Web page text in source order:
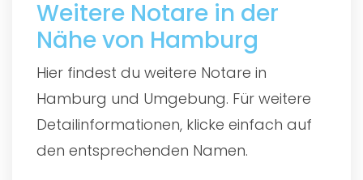
Weitere Notare in der
Nähe von Hamburg
Hier findest du weitere Notare in
Hamburg und Umgebung. Für weitere
Detailinformationen, klicke einfach auf
den entsprechenden Namen.